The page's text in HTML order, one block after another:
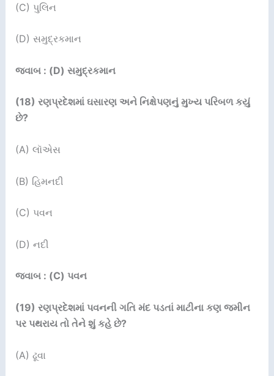
(C) પુલિન
(D) સમુદ્રકમાન
જવાબ : (D) સમુદ્રકમાન
(18) રણપ્રદેશમાં ઘસારણ અને નિક્ષેપણનું મુખ્ય પરિબળ કયું
છે?
(A) લૉએસ
(B) હિમનદી
(C) પવન
(D) નદી
જવાબ : (C) પવન
(19) રણપ્રદેશમાં પવનની ગતિ મંદ પડતાં માટીના કણ જમીન
પર પથરાય તો તેને શું કહે છે?
(A) ઢૂવા